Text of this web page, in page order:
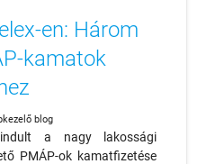
en: Három
kamatok
blog
a nagy lakossági
PMÁP-ok kamatfizetése